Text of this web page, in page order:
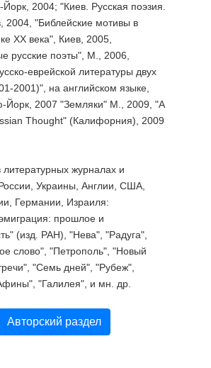
2004; "Киев. Русская поэзия.
2004, "Библейские мотивы в
ХХ века", Киев, 2005,
русские поэты", М., 2006,
еврейской литературы двух
2001)", на английском языке,
Йорк, 2007 "Земляки" М., 2009, "A
Thought" (Калифорния), 2009
литературных журналах и
Украины, Англии, США,
Германии, Израиля:
прошлое и
(изд. РАН), "Нева", "Радуга",
слово", "Петрополь", "Новый
"Семь дней", "Рубеж",
"Галилея", и мн. др.
Авторский раздел